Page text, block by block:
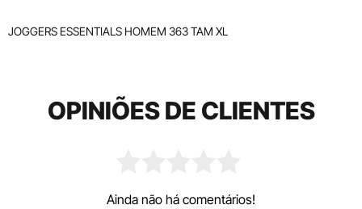
JOGGERS ESSENTIALS HOMEM 363 TAM XL
OPINIÕES DE CLIENTES
Ainda não há comentários!